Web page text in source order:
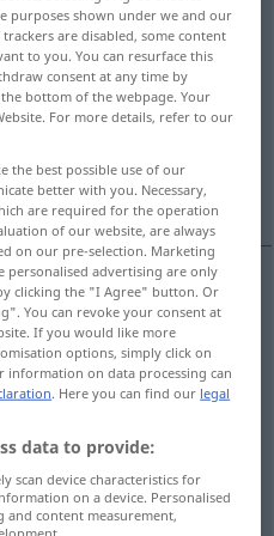
translation)
entsetzen
(aus, vor DAT)
purposes shown under we and our
are disabled, some content
to you. You can resurface this
consent at any time by
bottom of the webpage. Your
For more details, refer to our
the best possible use of our
better with you. Necessary,
are required for the operation
of our website, are always
on our pre-selection. Marketing
personalised advertising are only
clicking the "I Agree" button. Or
You can revoke your consent at
If you would like more
options, simply click on
on data processing can
. Here you can find our legal
data to provide:
scan device characteristics for
on a device. Personalised
content measurement,